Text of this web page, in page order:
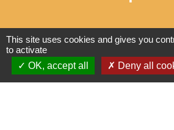
Mentions légales - Politique
Accessibilité - Plan du site -
This site uses cookies and gives you
to activate
OK, accept all
Deny all